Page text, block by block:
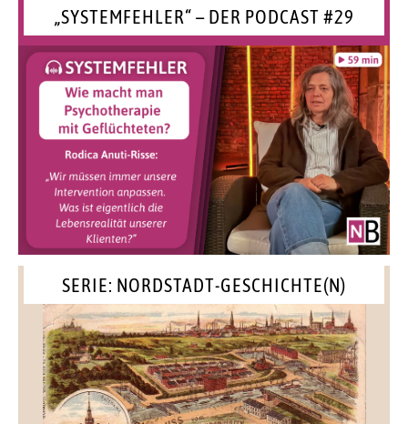
„SYSTEMFEHLER“ – DER PODCAST #29
SERIE: NORDSTADT-GESCHICHTE(N)